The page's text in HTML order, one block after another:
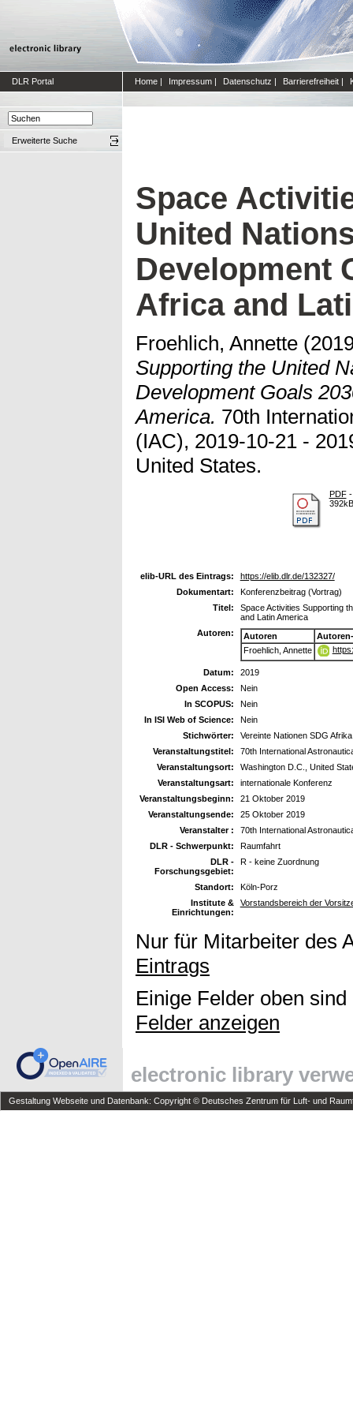
DLR Portal Home | Impressum | Datenschutz | Barrierefreiheit |
Erweiterte Suche
Space
United
Development
Africa and
Froehlich, Annette
Supporting the United
Development Goals
America. 70th
(IAC), 2019-10-21 -
United States.
PDF-
392kB
elib-URL des Eintrags:
https://elib.dlr.de/132327/
Dokumentart:
Konferenzbeitrag (Vortrag)
Titel:
Space Activities Supporting
and Latin America
Autoren:
Autoren
Froehlich, Annette
Datum:
2019
Open Access:
Nein
In SCOPUS:
Nein
In ISI Web of Science:
Nein
Stichwörter:
Vereinte Nationen SDG
Veranstaltungstitel:
70th International
Veranstaltungsort:
Washington D.C., United
Veranstaltungsart:
internationale Konferenz
Veranstaltungsbeginn:
21 Oktober 2019
Veranstaltungsende:
25 Oktober 2019
Veranstalter :
70th International
DLR - Schwerpunkt:
Raumfahrt
DLR -
Forschungsgebiet:
R - keine Zuordnung
Standort:
Köln-Porz
Institute &
Einrichtungen:
Vorstandsbereich der
Nur für Mitarbeiter des
Eintrags
Einige Felder oben
Felder anzeigen
electronic library
Gestaltung Webseite und Datenbank: Copyright © Deutsches Zentrum für Luft- und